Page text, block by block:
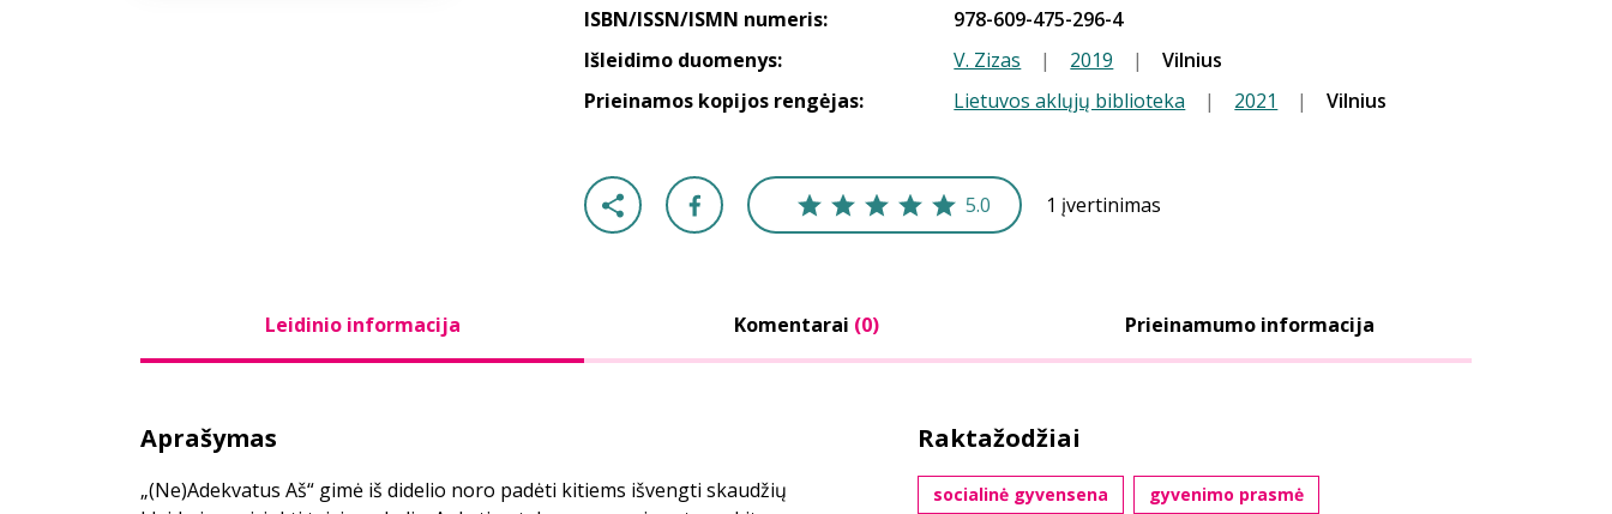
ISBN/ISSN/ISMN numeris:
978-609-475-296-4
Išleidimo duomenys:
V. Zizas | 2019 |
Vilnius
Prieinamos kopijos rengėjas:
Lietuvos aklųjų biblioteka | 2021 | Vilnius
5.0 1 įvertinimas
Leidinio informacija Komentarai (0) Prieinamumo informacija
Aprašymas
„(Ne)Adekvatus Aš“ gimė iš didelio noro padėti kitiems išvengti skaudžių
Raktažodžiai
socialinė gyvensena gyvenimo prasmė